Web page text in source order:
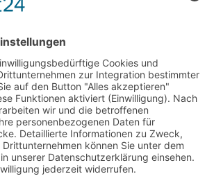
den BR Volleys beschlossen
verabschieden sich mit Niederlage aus